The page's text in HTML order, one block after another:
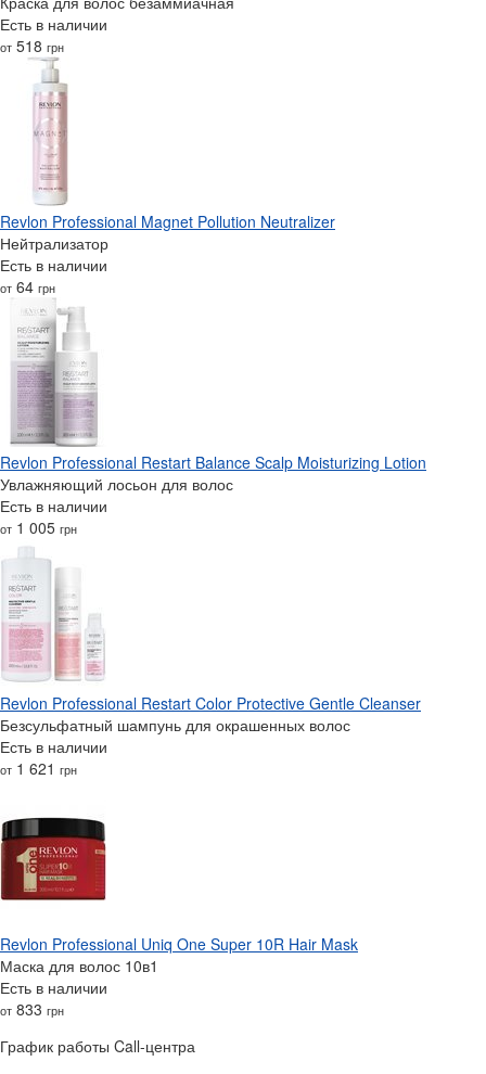
Есть в наличии
от 518 грн
Revlon Professional Magnet Pollution Neutralizer
Нейтрализатор
Есть в наличии
от 64 грн
Revlon Professional Restart Balance Scalp Moisturizing Lotion
Увлажняющий лосьон для волос
Есть в наличии
от 1 005 грн
Revlon Professional Restart Color Protective Gentle Cleanser
Безсульфатный шампунь для окрашенных волос
Есть в наличии
от 1 621 грн
Revlon Professional Uniq One Super 10R Hair Mask
Маска для волос 10в1
Есть в наличии
от 833 грн
График работы Call-центра